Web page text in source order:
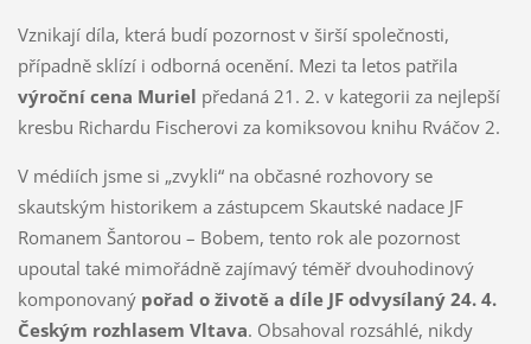
Vznikají díla, která budí pozornost v širší společnosti,
případně sklízí i odborná ocenění. Mezi ta letos patřila
výroční cena Muriel předaná 21. 2. v kategorii za nejlepší
kresbu Richardu Fischerovi za komiksovou knihu Rváčov 2.
V médiích jsme si „zvykli“ na občasné rozhovory se
skautským historikem a zástupcem Skautské nadace JF
Romanem Šantorou – Bobem, tento rok ale pozornost
upoutal také mimořádně zajímavý téměř dvouhodinový
komponovaný pořad o životě a díle JF odvysílaný 24. 4.
Českým rozhlasem Vltava. Obsahoval rozsáhlé, nikdy